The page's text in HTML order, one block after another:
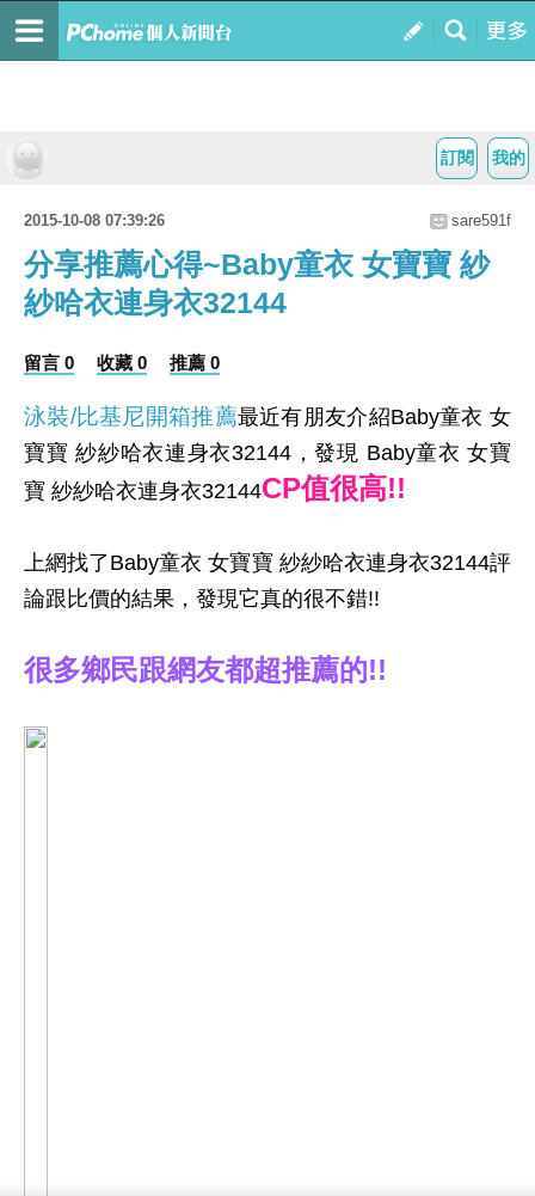
我的
訂閱
2015-10-08 07:39:26 sare591f
分享推薦心得~Baby童衣 女寶寶 紗
紗哈衣連身衣32144
留言 0 收藏 0 推薦 0
泳裝/比基尼開箱推薦最近有朋友介紹Baby童衣 女
寶寶 紗紗哈衣連身衣32144，發現 Baby童衣 女寶
寶 紗紗哈衣連身衣32144CP值很高!!
上網找了Baby童衣 女寶寶 紗紗哈衣連身衣32144評
論跟比價的結果，發現它真的很不錯!!
很多鄉民跟網友都超推薦的!!